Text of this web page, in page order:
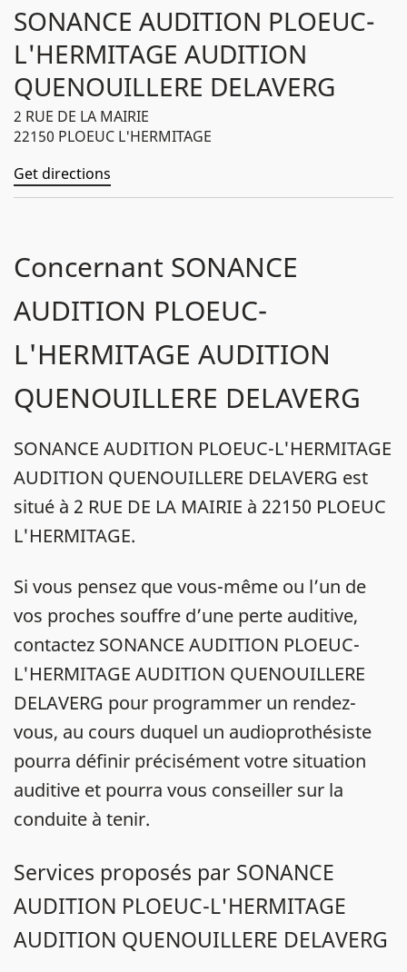
SONANCE AUDITION PLOEUC-
L'HERMITAGE AUDITION
QUENOUILLERE DELAVERG
2 RUE DE LA MAIRIE
22150 PLOEUC L'HERMITAGE
Get directions
Concernant SONANCE
AUDITION PLOEUC-
L'HERMITAGE AUDITION
QUENOUILLERE DELAVERG
SONANCE AUDITION PLOEUC-L'HERMITAGE
AUDITION QUENOUILLERE DELAVERG est
situé à 2 RUE DE LA MAIRIE à 22150 PLOEUC
L'HERMITAGE.
Si vous pensez que vous-même ou l’un de
vos proches souffre d’une perte auditive,
contactez SONANCE AUDITION PLOEUC-
L'HERMITAGE AUDITION QUENOUILLERE
DELAVERG pour programmer un rendez-
vous, au cours duquel un audioprothésiste
pourra définir précisément votre situation
auditive et pourra vous conseiller sur la
conduite à tenir.
Services proposés par SONANCE
AUDITION PLOEUC-L'HERMITAGE
AUDITION QUENOUILLERE DELAVERG